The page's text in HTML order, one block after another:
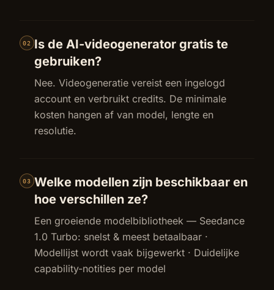
02
Is de AI-videogenerator gratis te
gebruiken?
Nee. Videogeneratie vereist een ingelogd
account en verbruikt credits. De minimale
kosten hangen af van model, lengte en
resolutie.
03 Welke modellen zijn beschikbaar en
hoe verschillen ze?
Een groeiende modelbibliotheek — Seedance
1.0 Turbo: snelst & meest betaalbaar ·
Modellijst wordt vaak bijgewerkt · Duidelijke
capability-notities per model